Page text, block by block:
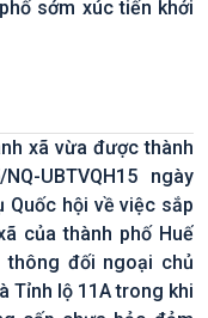
sớm xúc tiến khởi
xã vừa được thành
UBTVQH15 ngày
Quốc hội về việc sắp
của thành phố Huế
đối ngoại chủ
Tỉnh lộ 11A trong khi